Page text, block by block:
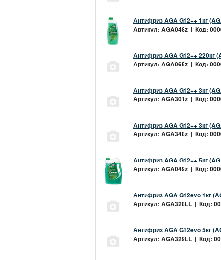
Антифриз AGA G12++ 1кг
Артикул: AGA048z | Код:
Антифриз AGA G12++ 220кг
Артикул: AGA065z | Код:
Антифриз AGA G12++ 3кг
Артикул: AGA301z | Код:
Антифриз AGA G12++ 3кг
Артикул: AGA348z | Код:
Антифриз AGA G12++ 5кг
Артикул: AGA049z | Код:
Антифриз AGA G12evo 1кг
Артикул: AGA328LL | Код:
Антифриз AGA G12evo 5кг
Артикул: AGA329LL | Код: